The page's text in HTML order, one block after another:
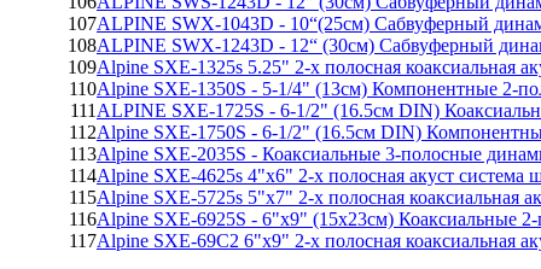
107ALPINE SWX-1043D - 10“(25см) Сабвуферный
108ALPINE SWX-1243D - 12“ (30см) Сабвуферный
109Alpine SXE-1325s 5.25" 2-х полосная коаксиальная
110Alpine SXE-1350S - 5-1/4" (13см) Компонентные 2-
111 ALPINE SXE-1725S - 6-1/2" (16.5см DIN)
112Alpine SXE-1750S - 6-1/2" (16.5см DIN)
113Alpine SXE-2035S - Коаксиальные 3-полосные
114Alpine SXE-4625s 4"x6" 2-х полосная акуст система
115Alpine SXE-5725s 5"x7" 2-х полосная коаксиальная
116Alpine SXE-6925S - 6"x9" (15x23см) Коаксиальные
117Alpine SXE-69C2 6"x9" 2-х полосная коаксиальная